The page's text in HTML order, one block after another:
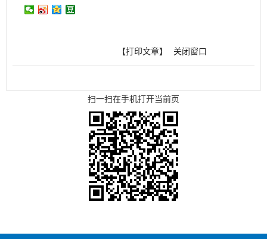
【打印文章】 关闭窗口
扫一扫在手机打开当前页